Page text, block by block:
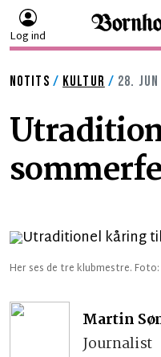
Log ind
NOTITS / KULTUR / 28.
Her ses de tre klubmestre.
Martin
Journalist